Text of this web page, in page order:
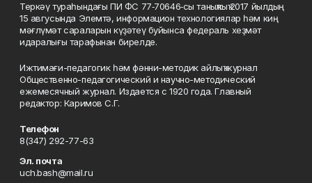
Теркәү тураһындағы ПИ ФС 77‑70646‑сы таныҡлыҡ 2017 йылдың
15 авгусында Элемтә, информацион технологиялар һәм киң
мәғлүмәт сараларын күҙәтеү буйынса федераль хеҙмәт
идаралығы тарафынан бирелде.
Ижтимағи-педагогик һәм фәнни-методик айлыҡ журнал
Общественно-педагогический и научно-методический
ежемесячный журнал. Издается с 1920 года. Главный
редактор: Каримов С.Г.
Телефон
8(347) 292-77-63
Эл. почта
uch.bash@mail.ru